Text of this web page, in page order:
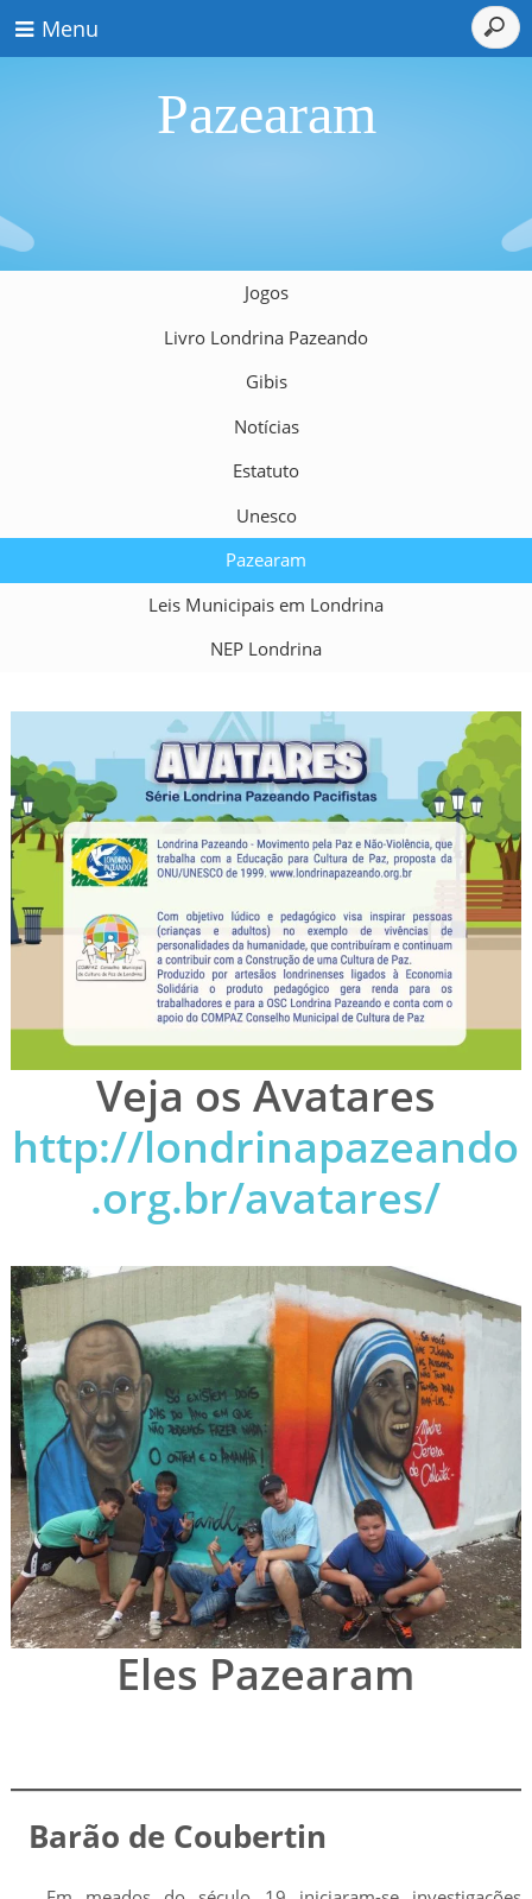
Menu
Pazearam
Jogos
Livro Londrina Pazeando
Gibis
Notícias
Estatuto
Unesco
Pazearam
Leis Municipais em Londrina
NEP Londrina
Veja os Avatares
http://londrinapazeando
.org.br/avatares/
Eles Pazearam
Barão de Coubertin